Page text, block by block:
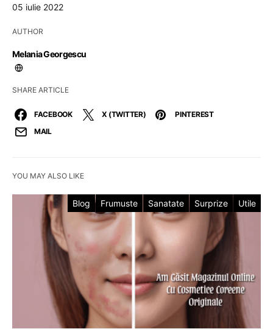
05 iulie 2022
AUTHOR
Melania Georgescu
SHARE ARTICLE
FACEBOOK X (TWITTER)
PINTEREST
MAIL
YOU MAY ALSO LIKE
Blog Frumuste Sanatate Surprize Utile